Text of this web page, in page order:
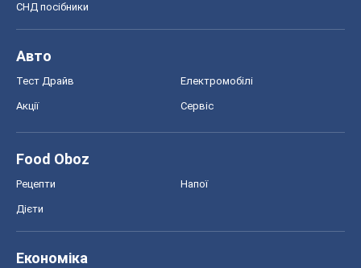
СНД посібники
Авто
Тест Драйв Електромобілі
Акції Сервіс
Food Oboz
Рецепти Напої
Дієти
Економіка